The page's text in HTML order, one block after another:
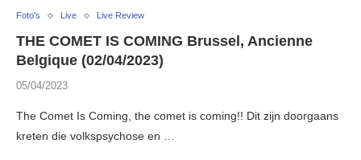
Foto's Live Live Review
THE COMET IS COMING Brussel, Ancienne
Belgique (02/04/2023)
05/04/2023
The Comet Is Coming, the comet is coming!! Dit zijn doorgaans
kreten die volkspsychose en …